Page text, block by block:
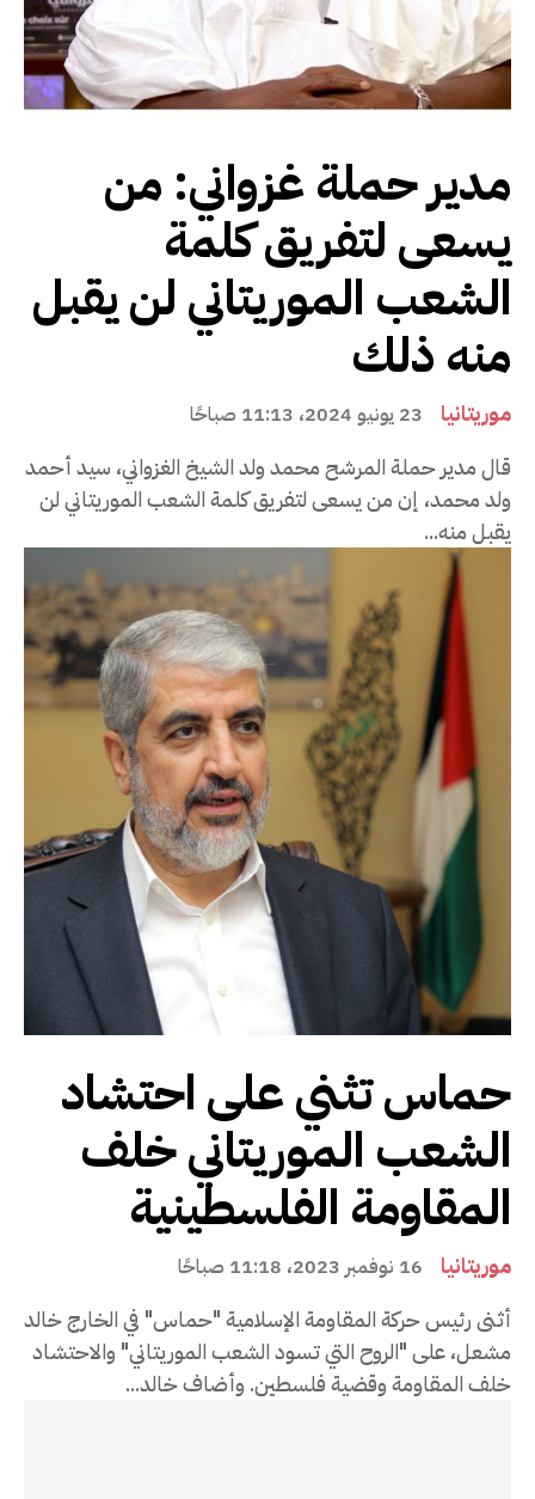
مدير حملة غزواني: من
يسعى لتفريق كلمة
الشعب الموريتاني لن يقبل
منه ذلك
موريتانيا 23 يونيو 2024، 11:13 صباحًا
قال مدير حملة المرشح محمد ولد الشيخ الغزواني، سيد أحمد
ولد محمد، إن من يسعى لتفريق كلمة الشعب الموريتاني لن
يقبل منه...
حماس تثني على احتشاد
الشعب الموريتاني خلف
المقاومة الفلسطينية
موريتانيا 16 نوفمبر 2023، 11:18 صباحًا
أثنى رئيس حركة المقاومة الإسلامية "حماس" في الخارج خالد
مشعل، على "الروح التي تسود الشعب الموريتاني" والاحتشاد
خلف المقاومة وقضية فلسطين. وأضاف خالد...